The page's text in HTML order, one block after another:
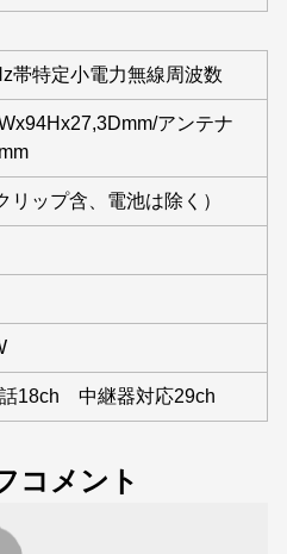
帯特定小電力無線周波数
アンテナ
リップ含、電池は除く）
18ch 中継器対応29ch
コメント